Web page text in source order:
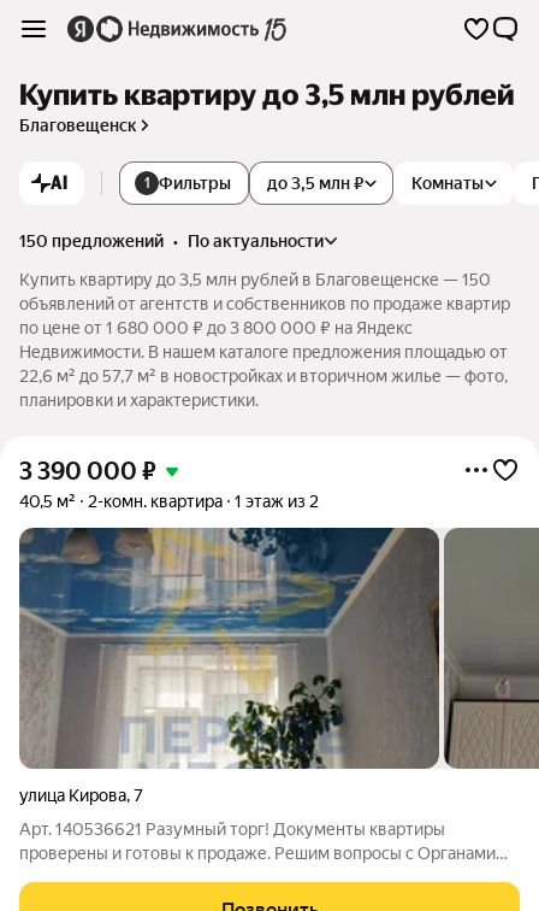
Купить квартиру до 3,5 млн рублей
Благовещенск
AI 1 Фильтры Комнаты
до 3,5 млн ₽
150 предложений •
по актуальности
Купить квартиру до 3,5 млн рублей в Благовещенске — 150
объявлений от агентств и собственников по продаже квартир
по цене от 1 680 000 ₽ до 3 800 000 ₽ на Яндекс
Недвижимости. В нашем каталоге предложения площадью от
22,6 м² до 57,7 м² в новостройках и вторичном жилье — фото,
планировки и характеристики.
3 390 000 ₽
40,5 м² 2-комн. квартира 1 этаж из 2
улица Кирова,7
Арт. 140536621 Разумный торг! Документы квартиры
проверены и готовы к продаже. Решим вопросы с Органами
передачу ключей. Подойдет девушке, молодому человеку,